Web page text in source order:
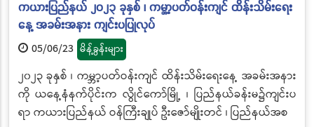
ကယားပြည်နယ် ၂၀၂၃ ခုနှစ် ၊ ကမ္ဘာ့ပတ်ဝန်းကျင် ထိန်းသိမ်းရေး
နေ့ အခမ်းအနား ကျင်းပပြုလုပ်
05/06/23 မိန့်ခွန်းများ
၂၀၂၃ ခုနှစ် ၊ ကမ္ဘာ့ပတ်ဝန်းကျင် ထိန်းသိမ်းရေးနေ့ အခမ်းအနား
ကို ယနေ့နံနက်ပိုင်းက လွိုင်ကော်မြို့ ၊ ပြည်နယ်ခန်းမ၌ကျင်းပ
ရာ ကယားပြည်နယ် ဝန်ကြီးချုပ် ဦးဇော်မျိုးတင် ၊ ပြည်နယ်အစ